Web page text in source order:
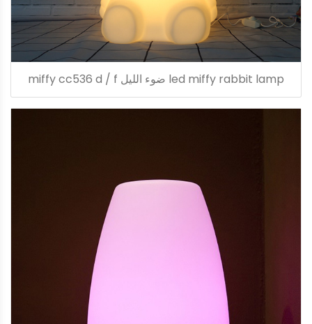
led miffy rabbit lamp ضوء الليل miffy cc536 d / f